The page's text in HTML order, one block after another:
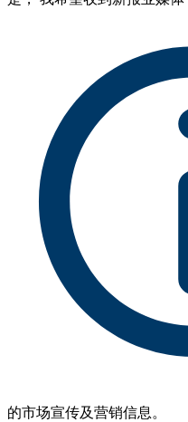
的市场宣传及营销信息。